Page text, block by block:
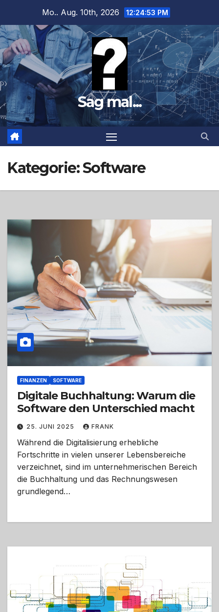
springen
Mo.. Aug. 10th, 2026 12:24:55 PM
Sag mal...
Kategorie:Software
FINANZEN SOFTWARE
Digitale Buchhaltung: Warum die
Software den Unterschied macht
25. JUNI 2025 FRANK
Während die Digitalisierung erhebliche
Fortschritte in vielen unserer Lebensbereiche
verzeichnet, sind im unternehmerischen Bereich
die Buchhaltung und das Rechnungswesen
grundlegend…